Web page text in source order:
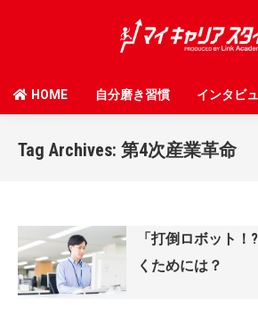
HOME 自分磨き習慣 インタビ
Tag Archives: 第4次産業革命
「打倒ロボット
くためには？